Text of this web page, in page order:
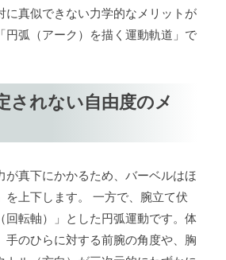
に真似できない力学的なメリットが
円弧（アーク）を描く運動軌道」で
されない自由度のメ
が真下にかかるため、バーベルはほ
を上下します。 一方で、腕立て伏
回転軸）」とした円弧運動です。体
手のひらに対する前腕の角度や、胸